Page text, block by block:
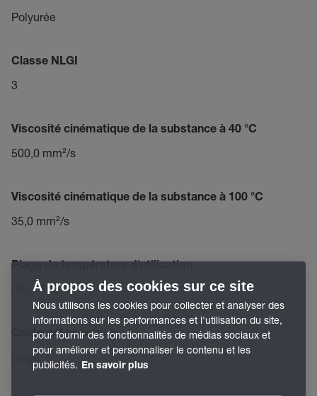
Polyurée
Classe NLGI
3
Viscosité cinématique de la substance à 40 °C
500,0 mm²/s
Viscosité cinématique de la substance à 100 °C
35,0 mm²/s
Plage de température d'utilisation
-20 – 150 °C
Couleur/Apparence
beige
À propos des cookies sur ce site
Nous utilisons les cookies pour collecter et analyser des
informations sur les performances et l'utilisation du site,
pour fournir des fonctionnalités de médias sociaux et
pour améliorer et personnaliser le contenu et les
publicités. En savoir plus